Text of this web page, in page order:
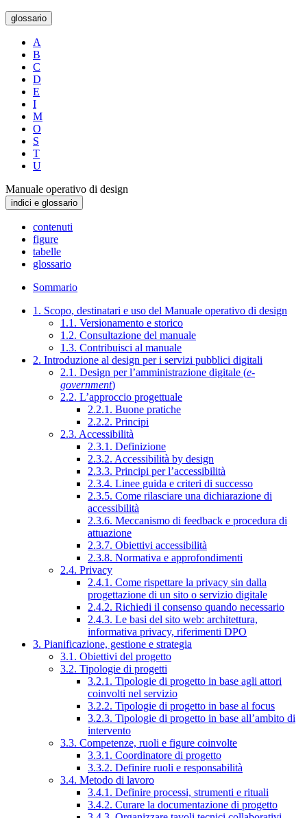
glossario
A
B
C
D
E
I
M
O
S
T
U
Manuale operativo di design
indici e glossario
contenuti
figure
tabelle
glossario
Sommario
1. Scopo, destinatari e uso del Manuale operativo di design
1.1. Versionamento e storico
1.2. Consultazione del manuale
1.3. Contribuisci al manuale
2. Introduzione al design per i servizi pubblici digitali
2.1. Design per l’amministrazione digitale (e-
government)
2.2. L’approccio progettuale
2.2.1. Buone pratiche
2.2.2. Principi
2.3. Accessibilità
2.3.1. Definizione
2.3.2. Accessibilità by design
2.3.3. Principi per l’accessibilità
2.3.4. Linee guida e criteri di successo
2.3.5. Come rilasciare una dichiarazione di
accessibilità
2.3.6. Meccanismo di feedback e procedura di
attuazione
2.3.7. Obiettivi accessibilità
2.3.8. Normativa e approfondimenti
2.4. Privacy
2.4.1. Come rispettare la privacy sin dalla
progettazione di un sito o servizio digitale
2.4.2. Richiedi il consenso quando necessario
2.4.3. Le basi del sito web: architettura,
informativa privacy, riferimenti DPO
3. Pianificazione, gestione e strategia
3.1. Obiettivi del progetto
3.2. Tipologie di progetti
3.2.1. Tipologie di progetto in base agli attori
coinvolti nel servizio
3.2.2. Tipologie di progetto in base al focus
3.2.3. Tipologie di progetto in base all’ambito di
intervento
3.3. Competenze, ruoli e figure coinvolte
3.3.1. Coordinatore di progetto
3.3.2. Definire ruoli e responsabilità
3.4. Metodo di lavoro
3.4.1. Definire processi, strumenti e rituali
3.4.2. Curare la documentazione di progetto